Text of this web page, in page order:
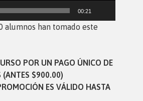
00:21
alumnos han tomado este
POR UN PAGO ÚNICO DE
(ANTES $900.00)
ES VÁLIDO HASTA